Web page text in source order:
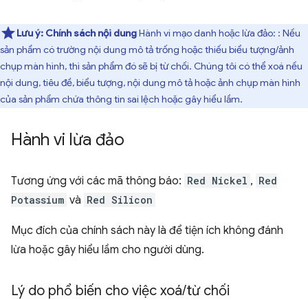
Lưu ý: Chính sách nội dungHành vi mạo danh hoặc lừa đảo: : Nếu
sản phẩm có trường nội dung mô tả trống hoặc thiếu biểu tượng/ảnh
chụp màn hình, thì sản phẩm đó sẽ bị từ chối. Chúng tôi có thể xoá nếu
nội dung, tiêu đề, biểu tượng, nội dung mô tả hoặc ảnh chụp màn hình
của sản phẩm chứa thông tin sai lệch hoặc gây hiểu lầm.
Hành vi lừa đảo
Tương ứng với các mã thông báo: Red Nickel , Red
Potassium và Red Silicon
Mục đích của chính sách này là để tiện ích không đánh
lừa hoặc gây hiểu lầm cho người dùng.
Lý do phổ biến cho việc xoá/từ chối